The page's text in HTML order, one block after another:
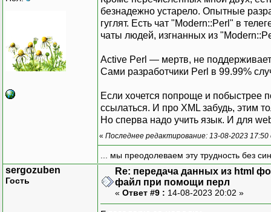
безнадежно устарело. Опытные
гуглят. Есть чат "Modern::Perl" в
чаты людей, изгнанных из
Active Perl — мертв, не
Сами разработчики Perl в 99.99%
Если хочется попроще и побыстрее
ссылаться. И про XML забудь, этим
Но сперва надо учить язык. И для
« Последнее редактирование: 13-08-2023
... мы преодолеваем эту трудность без
sergozuben
Гость
Re: передача данных из html
файл при помощи перл
« Ответ #9 : 14-08-2023 20:02 »